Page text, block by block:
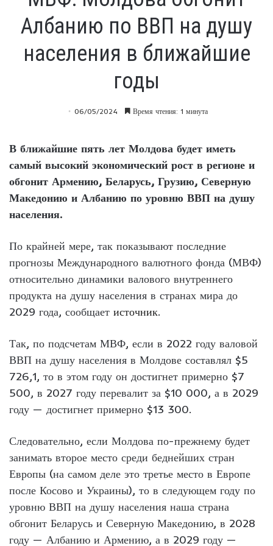
Албанию по ВВП на душу
населения в ближайшие
годы
06/05/2024 Время чтения: 1 минута
В ближайшие пять лет Молдова будет иметь
самый высокий экономический рост в регионе и
обгонит Армению, Беларусь, Грузию, Северную
Македонию и Албанию по уровню ВВП на душу
населения.
По крайней мере, так показывают последние
прогнозы Международного валютного фонда (МВФ)
относительно динамики валового внутреннего
продукта на душу населения в странах мира до
2029 года, сообщает источник.
Так, по подсчетам МВФ, если в 2022 году валовой
ВВП на душу населения в Молдове составлял $5
726,1, то в этом году он достигнет примерно $7
500, в 2027 году перевалит за $10 000, а в 2029
году — достигнет примерно $13 300.
Следовательно, если Молдова по-прежнему будет
занимать второе место среди беднейших стран
Европы (на самом деле это третье место в Европе
после Косово и Украины), то в следующем году по
уровню ВВП на душу населения наша страна
обгонит Беларусь и Северную Македонию, в 2028
году — Албанию и Армению, а в 2029 году —